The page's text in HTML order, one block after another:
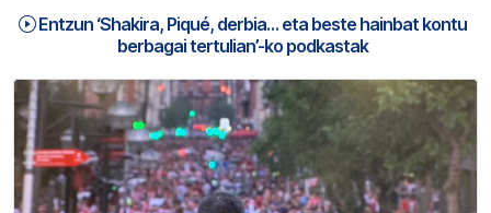
Entzun ‘Shakira, Piqué, derbia… eta beste hainbat kontu
berbagai tertulian’-ko podkastak